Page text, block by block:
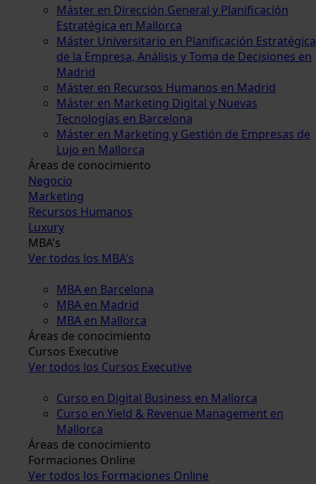
Máster en Dirección General y Planificación
Estratégica en Mallorca
Máster Universitario en Planificación Estratégica
de la Empresa, Análisis y Toma de Decisiones en
Madrid
Máster en Recursos Humanos en Madrid
Máster en Marketing Digital y Nuevas
Tecnologías en Barcelona
Máster en Marketing y Gestión de Empresas de
Lujo en Mallorca
Áreas de conocimiento
Negocio
Marketing
Recursos Humanos
Luxury
MBA's
Ver todos los MBA's
MBA en Barcelona
MBA en Madrid
MBA en Mallorca
Áreas de conocimiento
Cursos Executive
Ver todos los Cursos Executive
Curso en Digital Business en Mallorca
Curso en Yield & Revenue Management en
Mallorca
Áreas de conocimiento
Formaciones Online
Ver todos los Formaciones Online